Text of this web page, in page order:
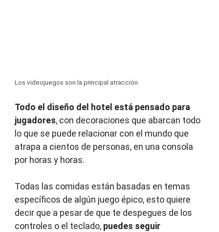
Los videojuegos son la principal atracción
Todo el diseño del hotel está pensado para
jugadores, con decoraciones que abarcan todo
lo que se puede relacionar con el mundo que
atrapa a cientos de personas, en una consola
por horas y horas.
Todas las comidas están basadas en temas
específicos de algún juego épico, esto quiere
decir que a pesar de que te despegues de los
controles o el teclado, puedes seguir